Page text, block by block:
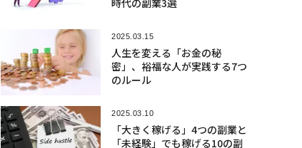
2026.08.06
栄養ドリンク成分の定番タウリンに
「老化細胞」を除去するメカニズム
を発見
ドローンからロボットが降下、ウク
ライナが世界初の「無人空挺強襲」
を遂行